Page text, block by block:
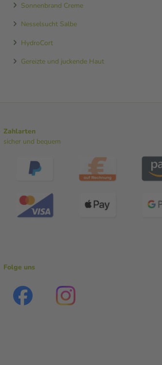
Sonnenbrand Creme
Nesselsucht Salbe
HydroCort
Gereizte und juckende Haut
Zahlarten
sicher und bequem
Folge uns